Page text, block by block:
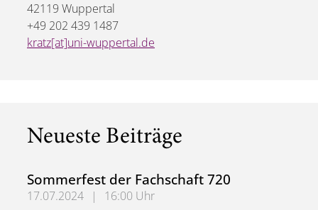
42119 Wuppertal
+49 202 439 1487
kratz[at]uni-wuppertal.de
Neueste Beiträge
Sommerfest der Fachschaft 720
17.07.2024 |
16:00 Uhr